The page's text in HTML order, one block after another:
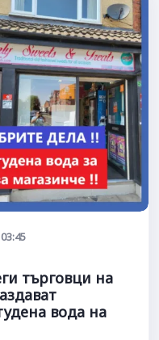
търговци на
вода на